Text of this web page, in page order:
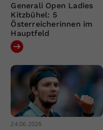
Generali Open Ladies
Kitzbühel: 5
Österreicherinnen im
Hauptfeld
24.06.2026